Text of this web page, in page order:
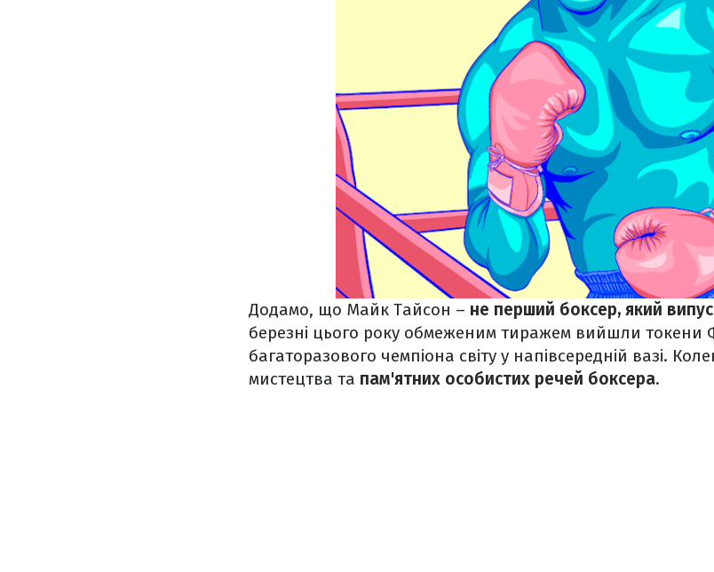
Додамо, що Майк Тайсон – не перший боксер, який
березні цього року обмеженим тиражем вийшли токени
багаторазового чемпіона світу у напівсередній вазі.
мистецтва та пам'ятних особистих речей боксера.